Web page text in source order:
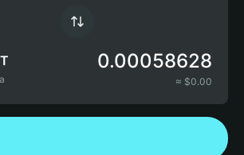
0.00058628
≈ $0.00